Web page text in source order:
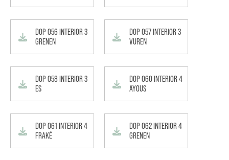
DOP 056 INTERIOR 3
GRENEN
DOP 057 INTERIOR 3
VUREN
DOP 058 INTERIOR 3
ES
DOP 060 INTERIOR 4
AYOUS
DOP 061 INTERIOR 4
FRAKÉ
DOP 062 INTERIOR 4
GRENEN